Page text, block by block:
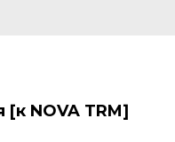
NOVA TRM]